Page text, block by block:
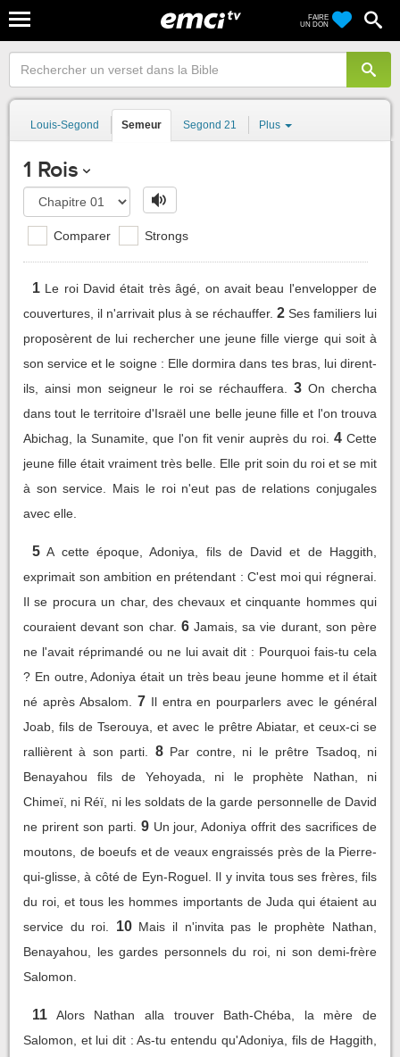
FAIRE
UN DON
Louis-Segond Semeur Segond 21 Plus
1 Rois
Comparer Strongs
1 Le roi David était très âgé, on avait beau l'envelopper de
couvertures, il n'arrivait plus à se réchauffer. 2 Ses familiers lui
proposèrent de lui rechercher une jeune fille vierge qui soit à
son service et le soigne : Elle dormira dans tes bras, lui dirent-
ils, ainsi mon seigneur le roi se réchauffera.
3 On chercha
dans tout le territoire d'Israël une belle jeune fille et l'on trouva
Abichag, la Sunamite, que l'on fit venir auprès du roi. 4 Cette
jeune fille était vraiment très belle. Elle prit soin du roi et se mit
à son service. Mais le roi n'eut pas de relations conjugales
avec elle.
5 A cette époque, Adoniya, fils de David et de Haggith,
exprimait son ambition en prétendant : C'est moi qui régnerai.
Il se procura un char, des chevaux et cinquante hommes qui
couraient devant son char. 6 Jamais, sa vie durant, son père
ne l'avait réprimandé ou ne lui avait dit : Pourquoi fais-tu cela
? En outre, Adoniya était un très beau jeune homme et il était
né après Absalom.
7 Il entra en pourparlers avec le général
Joab, fils de Tserouya, et avec le prêtre Abiatar, et ceux-ci se
rallièrent à son parti.
8 Par contre, ni le prêtre Tsadoq, ni
Benayahou fils de Yehoyada, ni le prophète Nathan, ni
Chimeï, ni Réï, ni les soldats de la garde personnelle de David
ne prirent son parti. 9 Un jour, Adoniya offrit des sacrifices de
moutons, de boeufs et de veaux engraissés près de la Pierre-
qui-glisse, à côté de Eyn-Roguel. Il y invita tous ses frères, fils
du roi, et tous les hommes importants de Juda qui étaient au
service du roi.
10 Mais il n'invita pas le prophète Nathan,
Benayahou, les gardes personnels du roi, ni son demi-frère
Salomon.
11
Alors Nathan alla trouver Bath-Chéba, la mère de
Salomon, et lui dit : As-tu entendu qu'Adoniya, fils de Haggith,